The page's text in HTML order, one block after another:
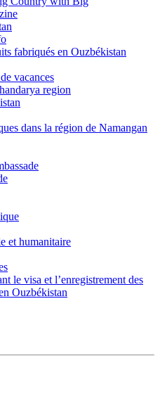
fabriqués en Ouzbékistan
vacances
region
dans la région de Namangan
et humanitaire
le visa et l’enregistrement des
Ouzbékistan